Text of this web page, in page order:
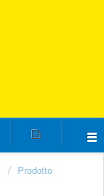
Prodotto